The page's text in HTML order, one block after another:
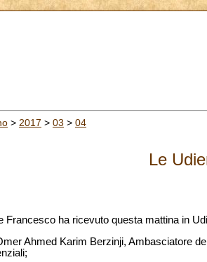
> 2017 > 03 > 04
Le
Francesco ha ricevuto questa mattina in
Ahmed Karim Berzinji, Ambasciatore